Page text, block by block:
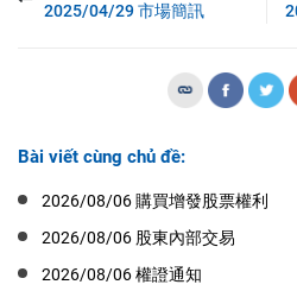
2025/04/29 市場簡訊
Bài viết cùng chủ đề:
2026/08/06 購買增發股票權利
2026/08/06 股東內部交易
2026/08/06 權證通知